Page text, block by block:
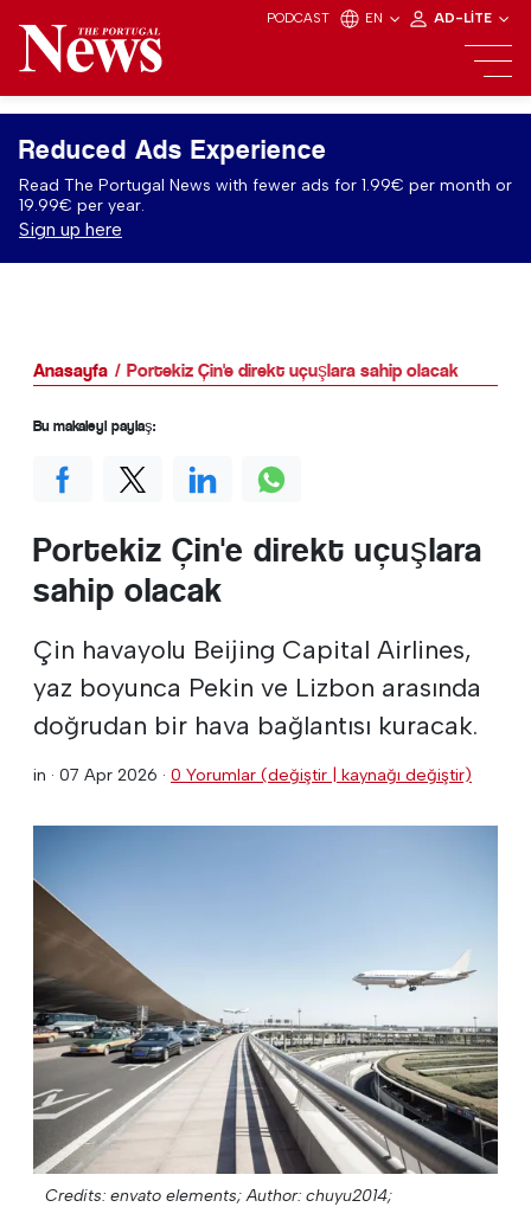
PODCAST EN AD-LITE
Reduced Ads Experience
Read The Portugal News with fewer ads for 1.99€ per month or
19.99€ per year.
Sign up here
Anasayfa Portekiz Çin'e direkt uçuşlara sahip olacak
Portekiz Çin'e direkt uçuşlara
sahip olacak
Çin havayolu Beijing Capital Airlines,
yaz boyunca Pekin ve Lizbon arasında
doğrudan bir hava bağlantısı kuracak.
in · 07 Apr 2026 · 0 Yorumlar (değiştir | kaynağı değiştir)
Credits: envato elements; Author: chuyu2014;
Bu makaleyi paylaş: